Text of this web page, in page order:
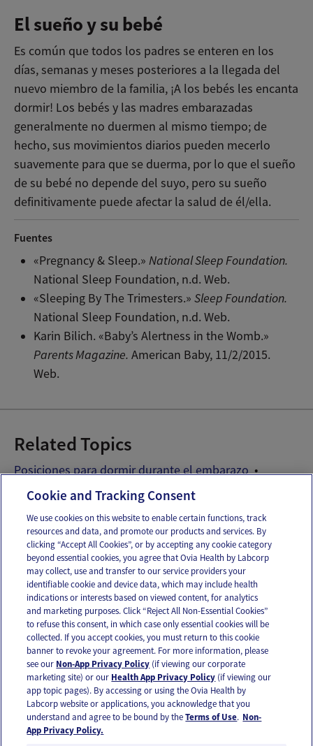
El sueño y su bebé
Es común que todos los padres se enteren en los
días, semanas y meses posteriores a la llegada del
nuevo miembro de la familia, ¡A los bebés les encanta
dormir! Los bebés y las madres embarazadas
generalmente no duermen al mismo tiempo; de
hecho, sus movimientos diarios pueden mecerlo
suavemente para que se duerma, por lo que el sueño
de su bebé no depende del suyo, pero su sueño
definitivamente puede afectar la salud de él/ella.
Fuentes
«Pregnancy & Sleep.»National Sleep Foundation.
National Sleep Foundation, n.d. Web.
«Sleeping By The Trimesters.»Sleep Foundation.
National Sleep Foundation, n.d. Web.
Karin Bilich. «Baby’s Alertness in the Womb.»
Parents Magazine. American Baby, 11/2/2015.
Web.
Related Topics
Posiciones para dormir durante el embarazo
Problemas para dormir en el embarazo
Email Text
OUR APPS
FOLLOW US
Cookie and Tracking Consent
We use cookies on this website to enable certain functions, track
resources and data, and promote our products and services. By
clicking “Accept All Cookies”, or by accepting any cookie category
beyond essential cookies, you agree that Ovia Health by Labcorp
may collect, use and transfer to our service providers your
identifiable cookie and device data, which may include health
indications or interests based on viewed content, for analytics
and marketing purposes. Click “Reject All Non-Essential Cookies”
to refuse this consent, in which case only essential cookies will be
collected. If you accept cookies, you must return to this cookie
banner to revoke your agreement. For more information, please
see our Non-App Privacy Policy (if viewing our corporate
marketing site) or our Health App Privacy Policy (if viewing our
app topic pages). By accessing or using the Ovia Health by
Labcorp website or applications, you acknowledge that you
understand and agree to be bound by theTerms of Use. Non-
App Privacy Policy.